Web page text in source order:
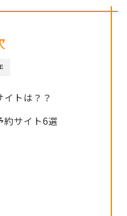
トは？？
約サイト6選